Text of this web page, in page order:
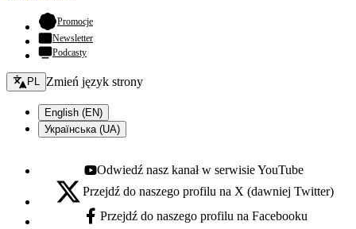
Promocje- otwiera się w nowej karcie
Newsletter
Podcasty
Zmień język - bieżący:
PL Zmień język strony
English (EN)
Українська (UA)
Youtube - otwiera się w nowej karcie
Odwiedź nasz kanał w serwisie YouTube
X - otwiera się w nowej karcie
Przejdź do naszego profilu na X (dawniej Twitter)
Facebook - otwiera się w nowej karcie
Przejdź do naszego profilu na Facebooku